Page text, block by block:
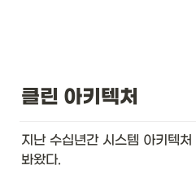
클린 아키텍처
지난 수십년간 시스템 아키텍
봐왔다.